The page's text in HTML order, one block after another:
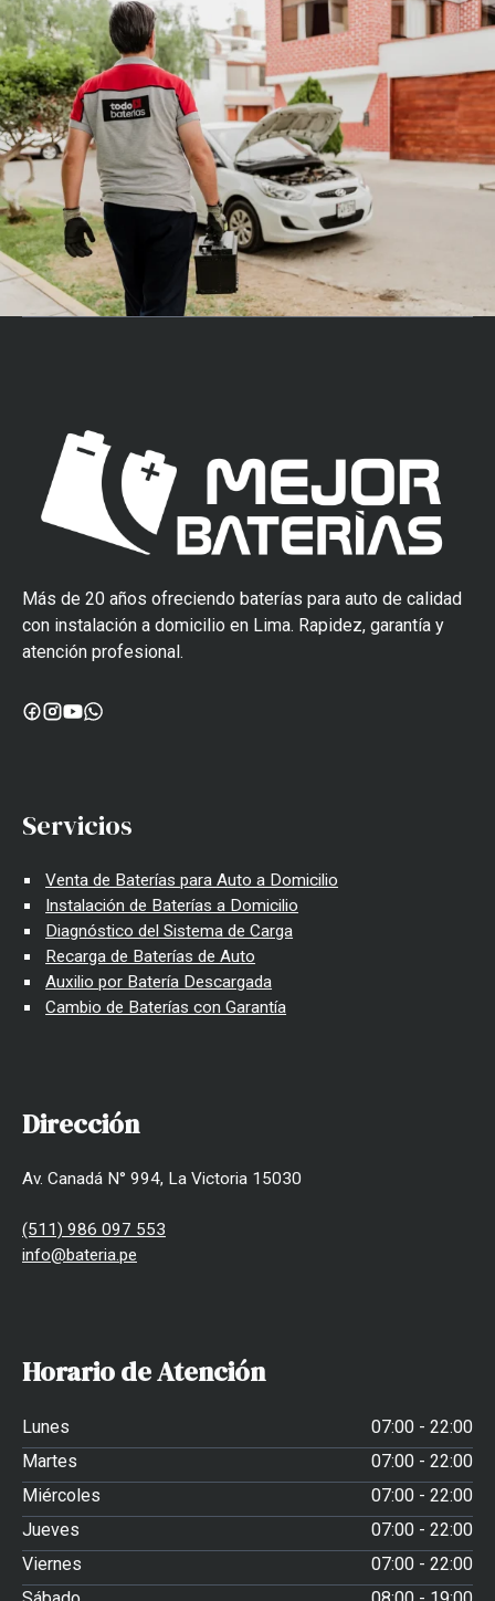
Más de 20 años ofreciendo baterías para auto de calidad
con instalación a domicilio en Lima. Rapidez, garantía y
atención profesional.
Servicios
Venta de Baterías para Auto a Domicilio
Instalación de Baterías a Domicilio
Diagnóstico del Sistema de Carga
Recarga de Baterías de Auto
Auxilio por Batería Descargada
Cambio de Baterías con Garantía
Dirección
Av. Canadá N° 994, La Victoria 15030
(511) 986 097 553
info@bateria.pe
Horario de Atención
Lunes
07:00 - 22:00
Martes
07:00 - 22:00
Miércoles
07:00 - 22:00
Jueves
07:00 - 22:00
Viernes
07:00 - 22:00